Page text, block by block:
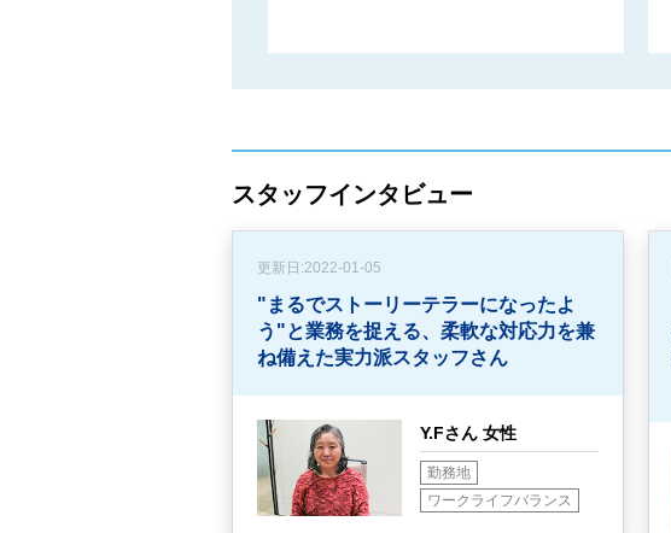
スタッフインタビュー
更新日:2022-01-05
"まるでストーリーテラーになったよ
う"と業務を捉える、 柔軟な対応力を兼
ね備えた実力派スタッフさん
Y.Fさん 女性
勤務地
ワークライフバランス